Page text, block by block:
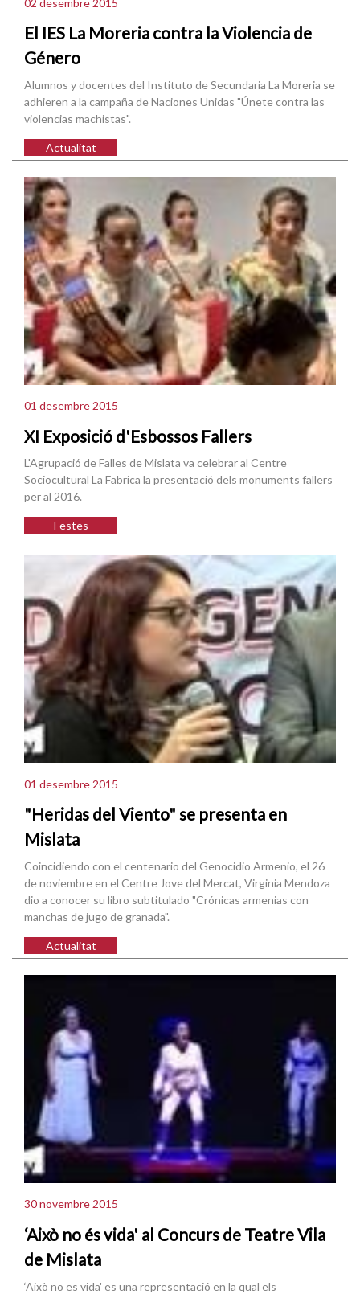
El IES La Moreria contra la Violencia de
Género
Alumnos y docentes del Instituto de Secundaria La Moreria se
adhieren a la campaña de Naciones Unidas "Únete contra las
violencias machistas".
Actualitat
01 desembre 2015
XI Exposició d'Esbossos Fallers
L'Agrupació de Falles de Mislata va celebrar al Centre
Sociocultural La Fabrica la presentació dels monuments fallers
per al 2016.
Festes
01 desembre 2015
"Heridas del Viento" se presenta en
Mislata
Coincidiendo con el centenario del Genocidio Armenio, el 26
de noviembre en el Centre Jove del Mercat, Virginia Mendoza
dio a conocer su libro subtitulado "Crónicas armenias con
manchas de jugo de granada".
Actualitat
30 novembre 2015
‘Això no és vida' al Concurs de Teatre Vila
de Mislata
‘Això no es vida' es una representació en la qual els